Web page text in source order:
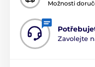
Možnosti
Zavolejte